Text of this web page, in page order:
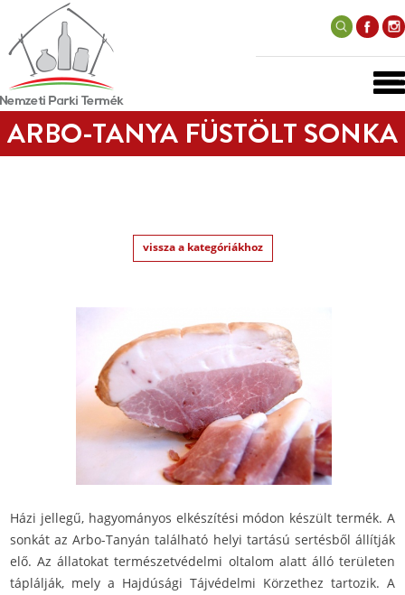
ARBO-TANYA FÜSTÖLT SONKA
vissza a kategóriákhoz
Házi jellegű, hagyományos elkészítési módon készült termék. A
sonkát az Arbo-Tanyán található helyi tartású sertésből állítják
elő. Az állatokat természetvédelmi oltalom alatt álló területen
táplálják, mely a Hajdúsági Tájvédelmi Körzethez tartozik. A